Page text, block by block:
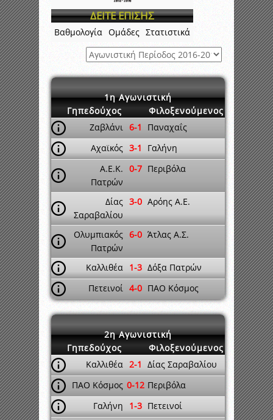
ΔΕΙΤΕ ΕΠΙΣΗΣ
Βαθμολογία Ομάδες Στατιστικά
1η Αγωνιστική
Γηπεδούχος
Φιλοξενούμενος
Ζαβλάνι 6-1
Παναχαΐς
Αχαϊκός 3-1
Γαλήνη
Α.Ε.Κ.
Πατρών
0-7 Περιβόλα
Δίας
Σαραβαλίου
3-0 Αρόης Α.Ε.
Ολυμπιακός
Πατρών
6-0 Άτλας Α.Σ.
Καλλιθέα 1-3 Δόξα Πατρών
Πετεινοί 4-0 ΠΑΟ Κόσμος
2η Αγωνιστική
Γηπεδούχος
Φιλοξενούμενος
Καλλιθέα 2-1 Δίας Σαραβαλίου
ΠΑΟ Κόσμος 0-12 Περιβόλα
Γαλήνη
1-3 Πετεινοί